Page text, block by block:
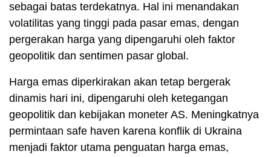
sebagai batas terdekatnya. Hal ini menandakan
volatilitas yang tinggi pada pasar emas, dengan
pergerakan harga yang dipengaruhi oleh faktor
geopolitik dan sentimen pasar global.
Harga emas diperkirakan akan tetap bergerak
dinamis hari ini, dipengaruhi oleh ketegangan
geopolitik dan kebijakan moneter AS. Meningkatnya
permintaan safe haven karena konflik di Ukraina
menjadi faktor utama penguatan harga emas,